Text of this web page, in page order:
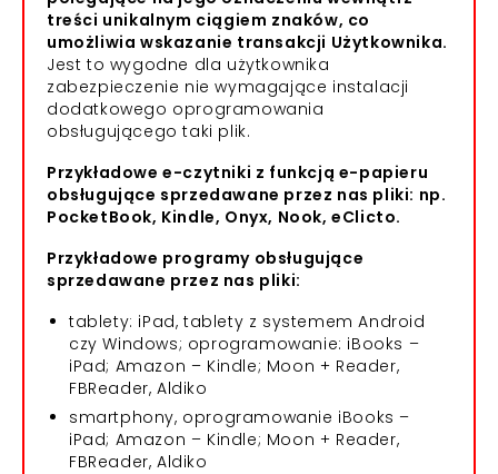
treści unikalnym ciągiem znaków, co
umożliwia wskazanie transakcji Użytkownika.
Jest to wygodne dla użytkownika
zabezpieczenie nie wymagające instalacji
dodatkowego oprogramowania
obsługującego taki plik.
Przykładowe e-czytniki z funkcją e-papieru
obsługujące sprzedawane przez nas pliki: np.
PocketBook, Kindle, Onyx, Nook, eClicto.
Przykładowe programy obsługujące
sprzedawane przez nas pliki:
tablety: iPad, tablety z systemem Android
czy Windows; oprogramowanie: iBooks –
iPad; Amazon – Kindle; Moon + Reader,
FBReader, Aldiko
smartphony, oprogramowanie iBooks –
iPad; Amazon – Kindle; Moon + Reader,
FBReader, Aldiko